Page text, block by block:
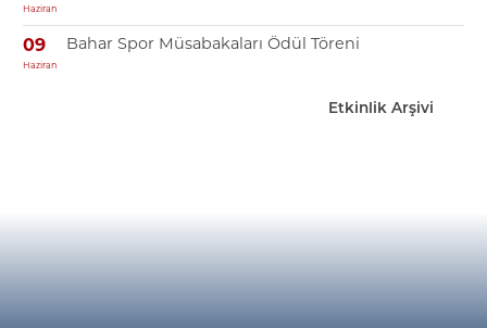
Haziran
09
Haziran
Bahar Spor Müsabakaları Ödül Töreni
Etkinlik Arşivi